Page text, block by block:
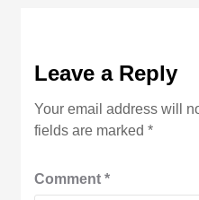
Leave a Reply
Your email address will
fields are marked*
Comment*